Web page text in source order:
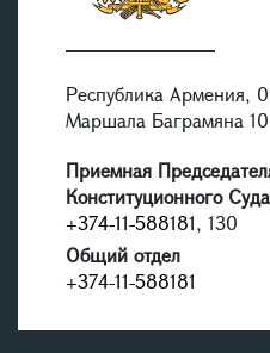
Республика Армения,
Маршала Баграмяна 10
Приемная
Конституционного Суда
+374-11-588181, 130
Общий отдел
+374-11-588181